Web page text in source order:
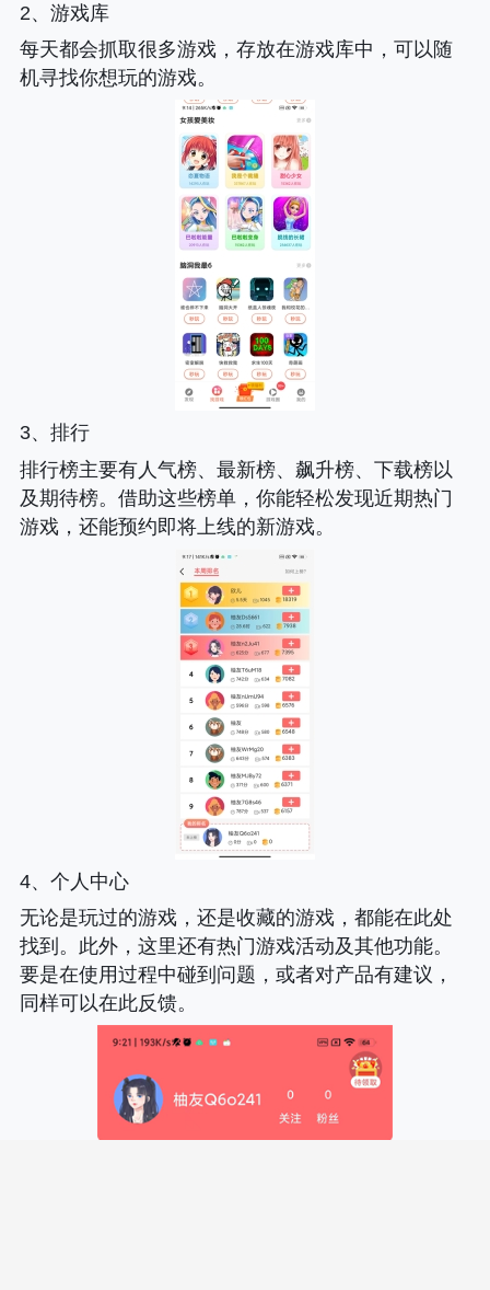
2、游戏库
每天都会抓取很多游戏，存放在游戏库中，可以随
机寻找你想玩的游戏。
3、排行
排行榜主要有人气榜、最新榜、飙升榜、下载榜以
及期待榜。借助这些榜单，你能轻松发现近期热门
游戏，还能预约即将上线的新游戏。
4、个人中心
无论是玩过的游戏，还是收藏的游戏，都能在此处
找到。此外，这里还有热门游戏活动及其他功能。
要是在使用过程中碰到问题，或者对产品有建议，
同样可以在此反馈。